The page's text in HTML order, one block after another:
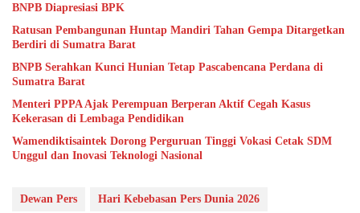
BNPB Diapresiasi BPK
Ratusan Pembangunan Huntap Mandiri Tahan Gempa Ditargetkan
Berdiri di Sumatra Barat
BNPB Serahkan Kunci Hunian Tetap Pascabencana Perdana di
Sumatra Barat
Menteri PPPA Ajak Perempuan Berperan Aktif Cegah Kasus
Kekerasan di Lembaga Pendidikan
Wamendiktisaintek Dorong Perguruan Tinggi Vokasi Cetak SDM
Unggul dan Inovasi Teknologi Nasional
Dewan Pers Hari Kebebasan Pers Dunia 2026